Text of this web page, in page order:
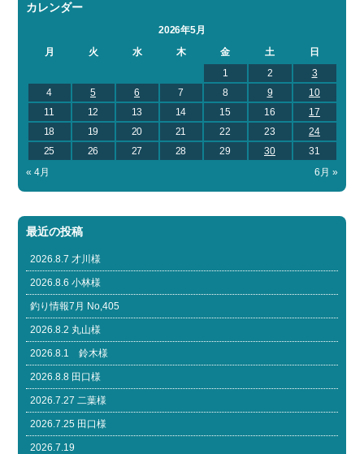
カレンダー
2026年5月
月
火 水 木 金 土
日
1
2
3
4
5 6 7 8 9
10
11
12 13 14 15 16
17
18
19 20 21 22 23
24
25
26 27 28 29 30
31
« 4月
6月 »
最近の投稿
2026.8.7 才川様
2026.8.6 小林様
釣り情報7月 No,405
2026.8.2 丸山様
2026.8.1 鈴木様
2026.8.8 田口様
2026.7.27 二葉様
2026.7.25 田口様
2026.7.19